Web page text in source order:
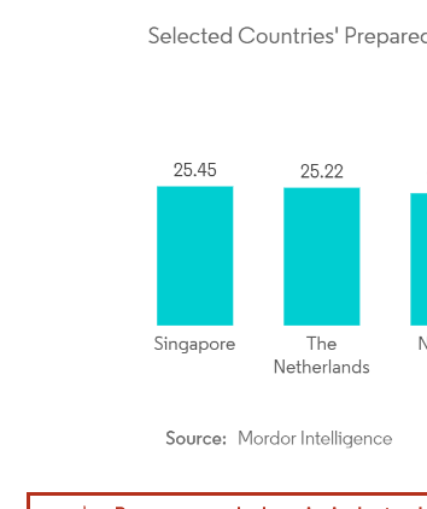
Imagen © Mordor Intelligence. El uso requiere atribución